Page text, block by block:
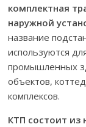
комплектная
наружной
название
используются
промышленных
объектов,
комплексов.
КТП состоит из